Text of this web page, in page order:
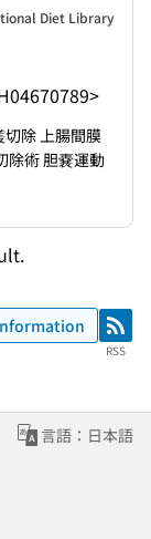
Diet Library
除 上腸間膜
除術 胆嚢運動
RSS
RSS
言語：日本語